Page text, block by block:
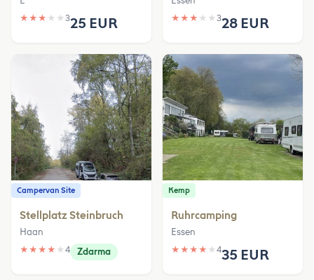
★ ★ ★ ★ ★ 325 EUR ★ ★ ★ ★ ★ 328 EUR
Campervan Site
Stellplatz Steinbruch
Haan
★ ★ ★ ★ ★ 4 Zdarma
Kemp
Ruhrcamping
Essen
★ ★ ★ ★ ★ 435 EUR